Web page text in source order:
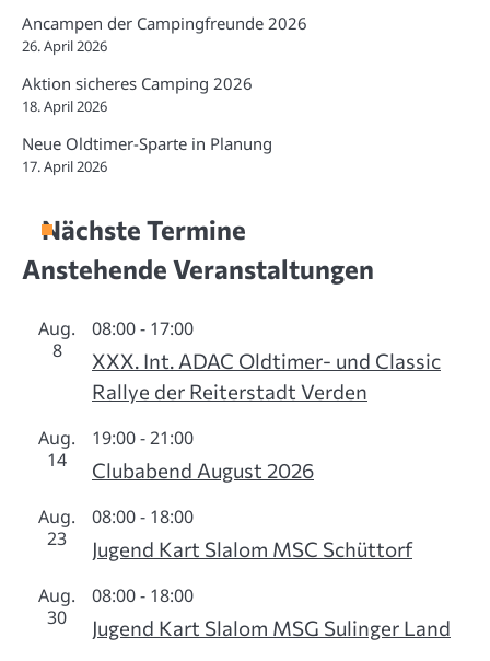
Ancampen der Campingfreunde 2026
26. April 2026
Aktion sicheres Camping 2026
18. April 2026
Neue Oldtimer-Sparte in Planung
17. April 2026
Nächste Termine
Anstehende Veranstaltungen
Aug.
8
08:00- 17:00
XXX. Int. ADAC Oldtimer- und Classic
Rallye der Reiterstadt Verden
Aug.
14
19:00-21:00
Clubabend August 2026
Aug.
23
08:00- 18:00
Jugend Kart Slalom MSC Schüttorf
Aug.
30
08:00- 18:00
Jugend Kart Slalom MSG Sulinger Land